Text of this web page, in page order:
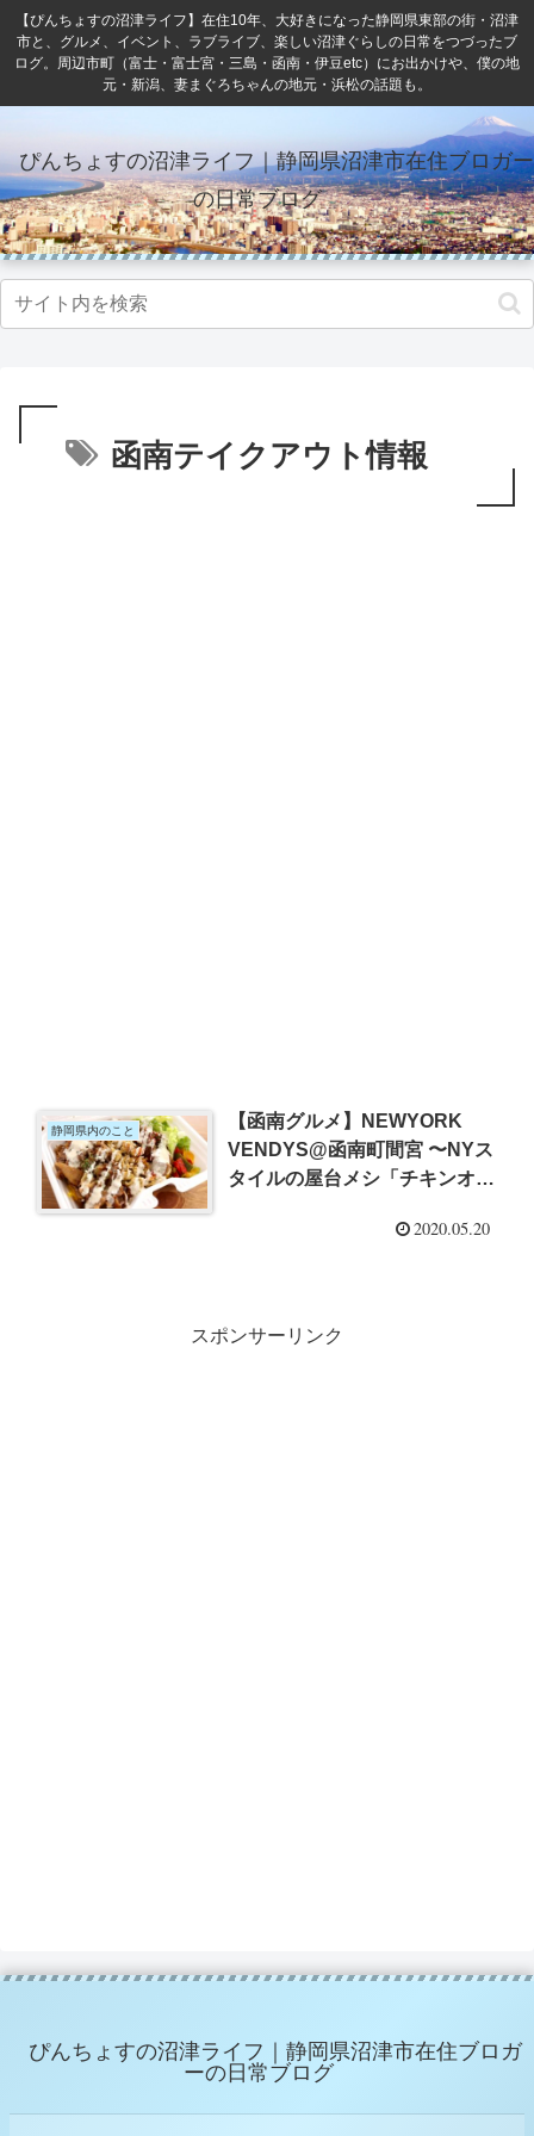
【ぴんちょすの沼津ライフ】在住10年、大好きになった静岡県東部の街・沼津
市と、グルメ、イベント、ラブライブ、楽しい沼津ぐらしの日常をつづったブ
ログ。周辺市町（富士・富士宮・三島・函南・伊豆etc）にお出かけや、僕の地
元・新潟、妻まぐろちゃんの地元・浜松の話題も。
ぴんちょすの沼津ライフ｜静岡県沼津市在住ブロガー
の日常ブログ
函南テイクアウト情報
静岡県内のこと
【函南グルメ】NEWYORK
VENDYS@函南町間宮 〜NYス
タイルの屋台メシ「チキンオー
2020.05.20
スポンサーリンク
ぴんちょすの沼津ライフ｜静岡県沼津市在住ブロガ
ーの日常ブログ